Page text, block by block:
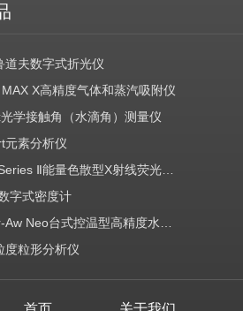
道夫数字式折光仪
X高精度气体和蒸汽吸附仪
学接触角（水滴角）测量仪
元素分析仪
字式密度计
度粒形分析仪